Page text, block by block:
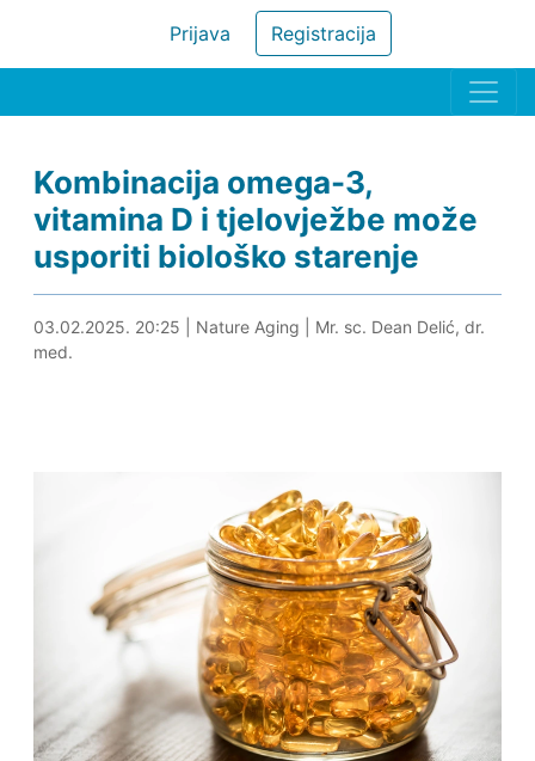
Registracija
Prijava
Kombinacija omega-3,
vitamina D i tjelovježbe može
usporiti biološko starenje
03.02.2025. 20:43
03.02.2025. 20:25 Nature Aging
Mr. sc. Dean Delić, dr.
med.